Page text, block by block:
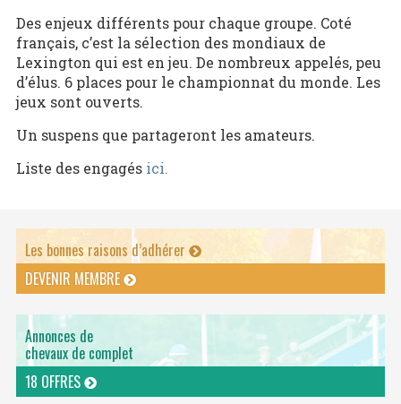
Des enjeux différents pour chaque groupe. Coté
français, c’est la sélection des mondiaux de
Lexington qui est en jeu. De nombreux appelés, peu
d’élus. 6 places pour le championnat du monde. Les
jeux sont ouverts.
Un suspens que partageront les amateurs.
Liste des engagésici.
Les bonnes raisons d’adhérer
DEVENIR MEMBRE
Annonces de
chevaux de complet
18 OFFRES